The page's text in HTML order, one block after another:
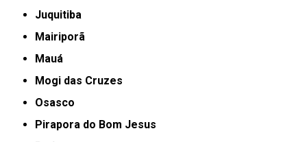
Juquitiba
Mairiporã
Mauá
Mogi das Cruzes
Osasco
Pirapora do Bom Jesus